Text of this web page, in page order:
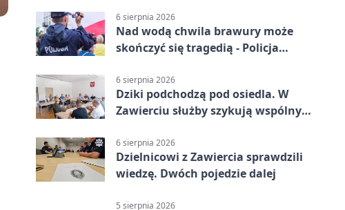
6 sierpnia 2026
Nad wodą chwila brawury może
skończyć się tragedią - Policja
6 sierpnia 2026
Dziki podchodzą pod osiedla. W
Zawierciu służby szykują wspólny
6 sierpnia 2026
Dzielnicowi z Zawiercia sprawdzili
wiedzę. Dwóch pojedzie dalej
5 sierpnia 2026